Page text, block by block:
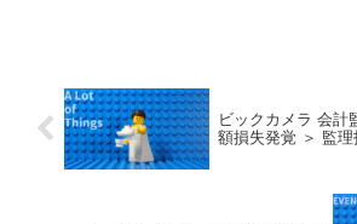
ビックカメラ 会計
額損失発覚 ＞ 監理